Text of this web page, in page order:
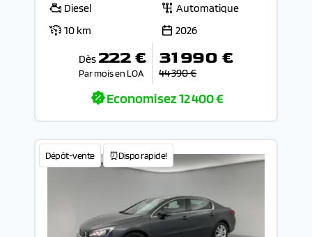
Diesel
Automatique
10 km
2026
Dès 222 €
Par mois en LOA
31 990 €
44 390 €
Economisez12 400 €
Dépôt-vente ⏰Dispo rapide!